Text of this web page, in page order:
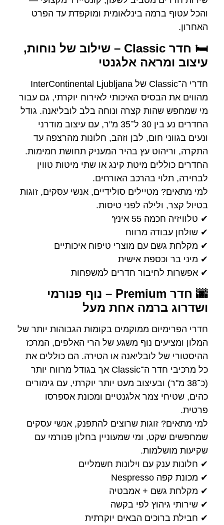
והכל עטוף ברמה בינלאומית ומוקפדת עד הפרט
האחרון.
🛏️ חדר Classic – שילוב של נוחות,
עיצוב ומראה אלגנטי
חדרי ה־Classic של InterContinental Ljubljana
מהווים את הבסיס האיכותי לאירוח יוקרתי, גם עבור
מי שמחפש שהות קצרה ונוחה בלב לובליאנה. גודל
החדרים נע בין 30 ל־35 מ"ר, עם עיצוב מודרני
ונעים בגווני חום, לבן וזהב, חלונות מהרצפה עד
התקרה, וריהוט עץ בהיר המעניק תחושת חמימות.
החדרים כוללים מיטת קינג או שתי מיטות טווין
לבחירה, תלוי בהרכב האורחים.
למי מתאים? מטיילים סולידיים, אנשי עסקים, זוגות
בטיול קצר, ולילה לפני טיסות.
✔ טלוויזיה חכמה 55 אינץ'
✔ שולחן עבודה מרווח
✔ מקלחת גשם עם מוצרי טיפוח איכותיים
✔ מיני בר וכספת אישית
✔ אפשרות לחיבור חדרים למשפחות
🌆 חדר Premium – נוף פנורמי
ושדרוג ברמה אחת מעל
חדרי הפרימיום ממוקמים בקומות הגבוהות יותר של
המלון ומציעים נוף משגע של הרי האלפים, המרכז
ההיסטורי של לובליאנה או הטירה. הם כוללים את
כל מרכיבי חדר ה־Classic אך בגודל מרווח יותר
(כ־38 מ"ר) ובעיצוב מעט יותר יוקרתי, עם גימורים
כהים, שטיחי צמר אלגנטיים ומכונת אספרסו
פרטית.
למי מתאים? זוגות שרוצים להתפנק, אנשי עסקים
שמחפשים שקט, ומי שמעוניין בחלון פנורמי עם
שקיעות מושלמות.
✔ חלונות ענק עם וילונות חשמליים
✔ מכונת קפה Nespresso
✔ מקלחת גשם + אמבטיה
✔ שירותי גיהוץ לפי בקשה
✔ חבילת ברוכים הבאים יוקרתית